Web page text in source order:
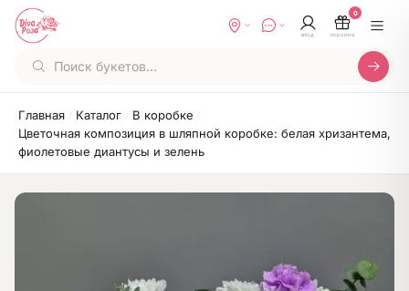
вход корзина
0
Главная / Каталог / В коробке /
Цветочная композиция в шляпной коробке: белая хризантема,
фиолетовые диантусы и зелень